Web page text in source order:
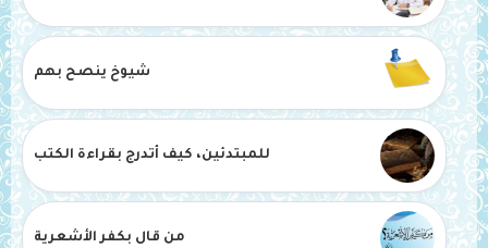
شيوخ ينصح بهم
للمبتدئين، كيف أتدرج بقراءة الكتب
من قال بكفر الأشعرية